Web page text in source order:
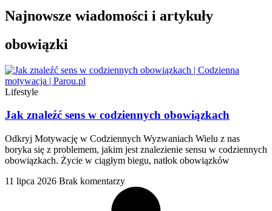
Najnowsze wiadomości i artykuły
obowiązki
Lifestyle
Jak znaleźć sens w codziennych obowiązkach
Odkryj Motywację w Codziennych Wyzwaniach Wielu z nas
boryka się z problemem, jakim jest znalezienie sensu w codziennych
obowiązkach. Życie w ciągłym biegu, natłok obowiązków
11 lipca 2026 Brak komentarzy